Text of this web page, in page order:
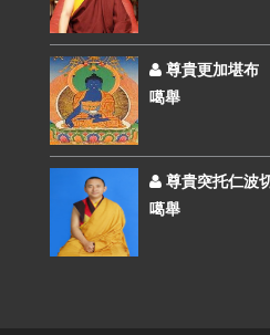
尊貴更加堪布
噶舉
尊貴突托仁波
噶舉